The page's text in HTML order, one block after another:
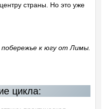
страны. Но это уже
к югу от Лимы.
цикла: